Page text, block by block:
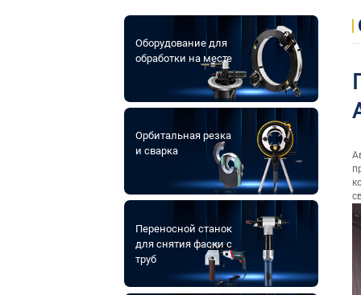
Оборудование для
обработки на месте
Орбитальная резка
и сварка
Переносной станок
для снятия фаски с
труб